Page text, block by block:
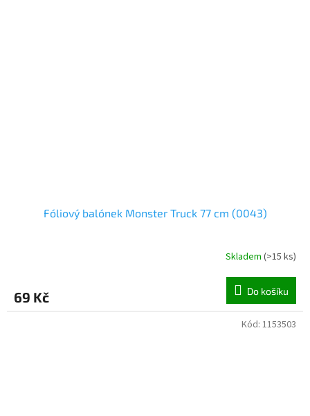
Fóliový balónek Monster Truck 77 cm (0043)
Skladem (>15 ks)
69 Kč Do košíku
Kód: 1153503